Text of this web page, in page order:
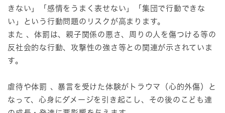
きない」「感情をうまく表せない」「集団で行動できな
い」という行動問題のリスクが高まります。
また 、体罰は、親子関係の悪さ、周りの人を傷つける等の
反社会的な行動、攻撃性の強さ等との関連が示されていま
す。
虐待や体罰 、暴言を受けた体験がトラウマ（心的外傷）と
なって、心身にダメージを引き起こし、その後のこども達